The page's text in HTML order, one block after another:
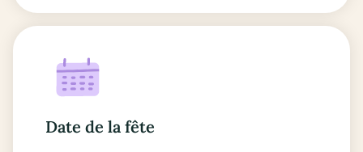
Date de la fête